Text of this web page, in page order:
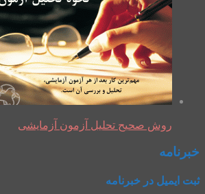
روش صحیح تحلیل آزمون آزمایشی
خبرنامه
ثبت ایمیل در خبرنامه